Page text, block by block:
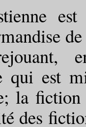
qui est
la
des